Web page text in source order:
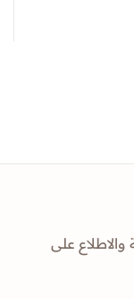
والاطلاع على